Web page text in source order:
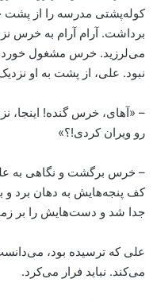
کوله‌پشتی مدرسه را از پشت
برداشت. آرام آرام به خرس
می‌لرزید. خرس مشغول
نبود. علی، از پشت به او
– «آهای، خرس گنده! اینجا،
رو ویران کردی!؟»
– خرس برگشت و نگاهی به
کف پنجه‌هایش به دهان برد و
جدا شد و دست‌هایش را بر
علی که ترسیده بود،
می‌کند. نباید فرار می‌کرد.